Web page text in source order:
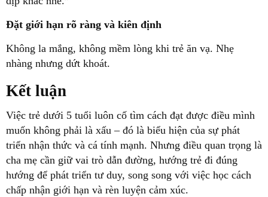
Đặt giới hạn rõ ràng và kiên định
Không la mắng, không mềm lòng khi trẻ ăn vạ. Nhẹ
nhàng nhưng dứt khoát.
Kết luận
Việc trẻ dưới 5 tuổi luôn cố tìm cách đạt được điều mình
muốn không phải là xấu – đó là biểu hiện của sự phát
triển nhận thức và cá tính mạnh. Nhưng điều quan trọng là
cha mẹ cần giữ vai trò dẫn đường, hướng trẻ đi đúng
hướng để phát triển tư duy, song song với việc học cách
chấp nhận giới hạn và rèn luyện cảm xúc.